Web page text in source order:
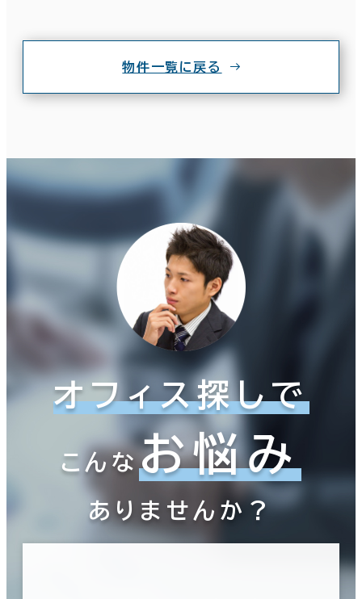
物件一覧に戻る
オフィス探しで
こんなお悩み
ありませんか？